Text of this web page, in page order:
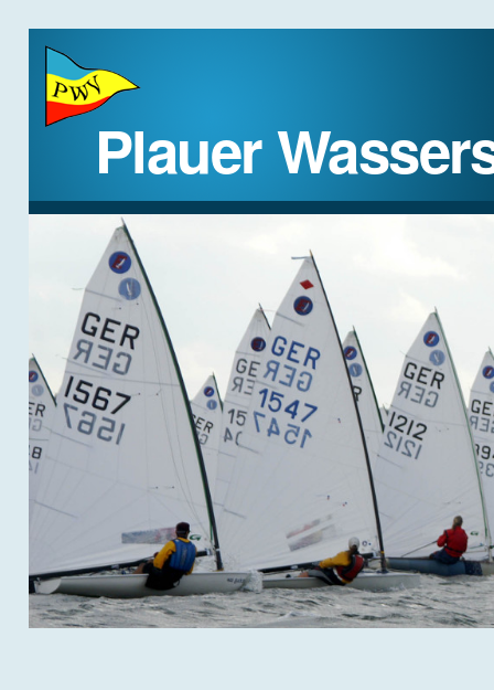
Plauer
STARTSEITE